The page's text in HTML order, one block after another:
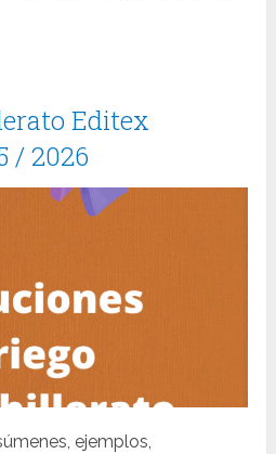
Editex
/ 2026
ejemplos,